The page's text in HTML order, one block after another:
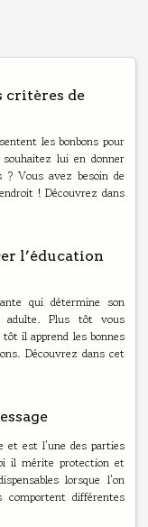
critères de
les bonbons pour
lui en donner
? Vous avez besoin de
! Découvrez dans
l’éducation
qui détermine son
adulte. Plus tôt vous
il apprend les bonnes
Découvrez dans cet
et est l'une des parties
il mérite protection et
lorsque l'on
différentes